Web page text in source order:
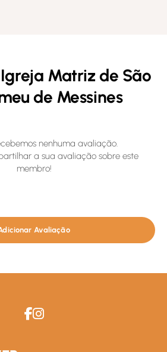
Matriz de São
de Messines
nenhuma avaliação.
a sua avaliação sobre este
membro!
Avaliação